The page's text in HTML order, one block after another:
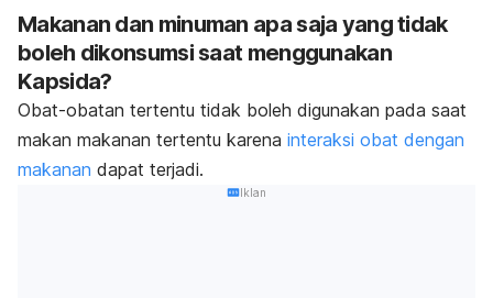
Makanan dan minuman apa saja yang tidak
boleh dikonsumsi saat menggunakan
Kapsida?
Obat-obatan tertentu tidak boleh digunakan pada saat
makan makanan tertentu karena interaksi obat dengan
makanan dapat terjadi.
Iklan